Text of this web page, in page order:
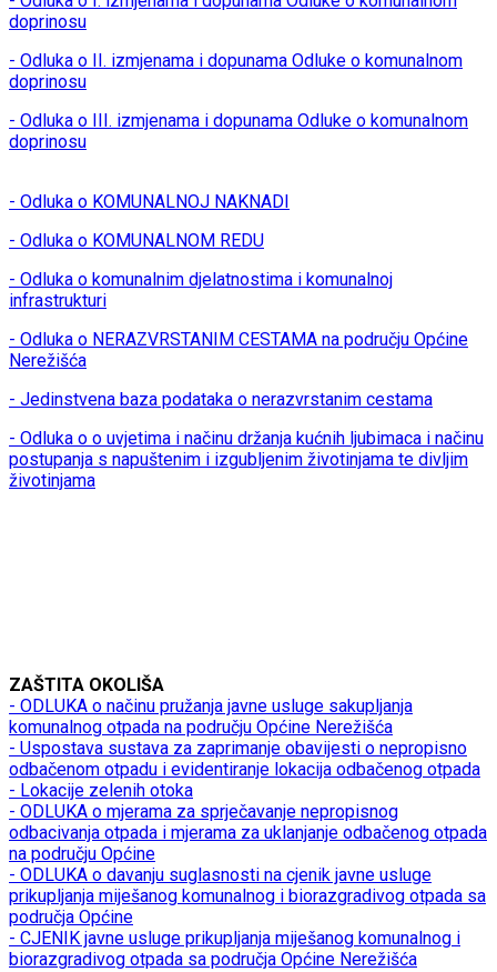
doprinosu
- Odluka o II. izmjenama i dopunama Odluke o komunalnom
doprinosu
- Odluka o III. izmjenama i dopunama Odluke o komunalnom
doprinosu
- Odluka o KOMUNALNOJ NAKNADI
- Odluka o KOMUNALNOM REDU
- Odluka o komunalnim djelatnostima i komunalnoj
infrastrukturi
- Odluka o NERAZVRSTANIM CESTAMA na području Općine
Nerežišća
- Jedinstvena baza podataka o nerazvrstanim cestama
- Odluka o o uvjetima i načinu držanja kućnih ljubimaca i načinu
postupanja s napuštenim i izgubljenim životinjama te divljim
životinjama
ZAŠTITA OKOLIŠA
- ODLUKA o načinu pružanja javne usluge sakupljanja
komunalnog otpada na području Općine Nerežišća
- Uspostava sustava za zaprimanje obavijesti o nepropisno
odbačenom otpadu i evidentiranje lokacija odbačenog otpada
- Lokacije zelenih otoka
- ODLUKA o mjerama za sprječavanje nepropisnog
odbacivanja otpada i mjerama za uklanjanje odbačenog otpada
na području Općine
- ODLUKA o davanju suglasnosti na cjenik javne usluge
prikupljanja miješanog komunalnog i biorazgradivog otpada sa
područja Općine
- CJENIK javne usluge prikupljanja miješanog komunalnog i
biorazgradivog otpada sa područja Općine Nerežišća